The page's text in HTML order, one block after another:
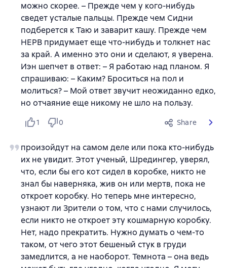
можно скорее. – Прежде чем у кого-нибудь
сведет усталые пальцы. Прежде чем Сидни
подберется к Таю и заварит кашу. Прежде чем
НЕРВ придумает еще что-нибудь и толкнет нас
за край. А именно это они и сделают, я уверена.
Иэн шепчет в ответ: – Я работаю над планом. Я
спрашиваю: – Каким? Броситься на пол и
молиться? – Мой ответ звучит неожиданно едко,
но отчаяние еще никому не шло на пользу.
1 0 Share
произойдут на самом деле или пока кто-нибудь
их не увидит. Этот ученый, Шредингер, уверял,
что, если бы его кот сидел в коробке, никто не
знал бы наверняка, жив он или мертв, пока не
откроет коробку. Но теперь мне интересно,
узнают ли Зрители о том, что с нами случилось,
если никто не откроет эту кошмарную коробку.
Нет, надо прекратить. Нужно думать о чем-то
таком, от чего этот бешеный стук в груди
замедлится, а не наоборот. Темнота – она ведь